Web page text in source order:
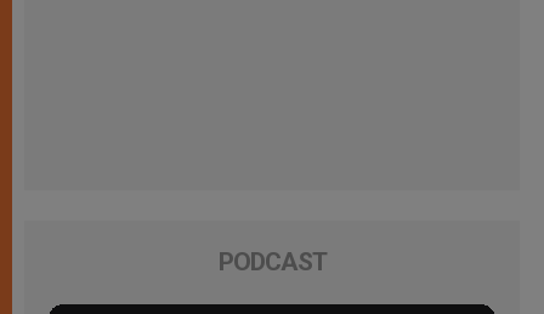
PODCAST